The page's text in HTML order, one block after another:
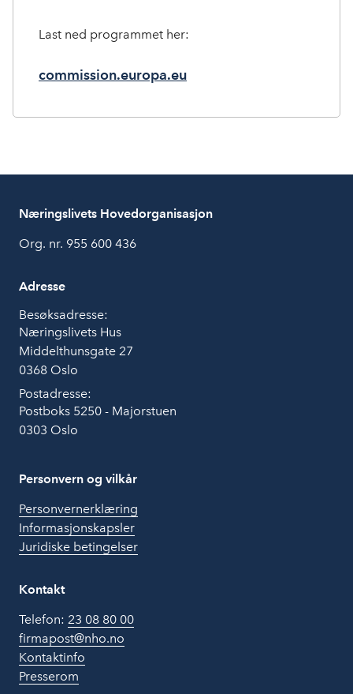
Last ned programmet her:
commission.europa.eu
Næringslivets Hovedorganisasjon
Org. nr. 955 600 436
Adresse
Besøksadresse:
Næringslivets Hus
Middelthunsgate 27
0368 Oslo
Postadresse:
Postboks 5250 - Majorstuen
0303 Oslo
Personvern og vilkår
Personvernerklæring
Informasjonskapsler
Juridiske betingelser
Kontakt
Telefon: 23 08 80 00
firmapost@nho.no
Kontaktinfo
Presserom